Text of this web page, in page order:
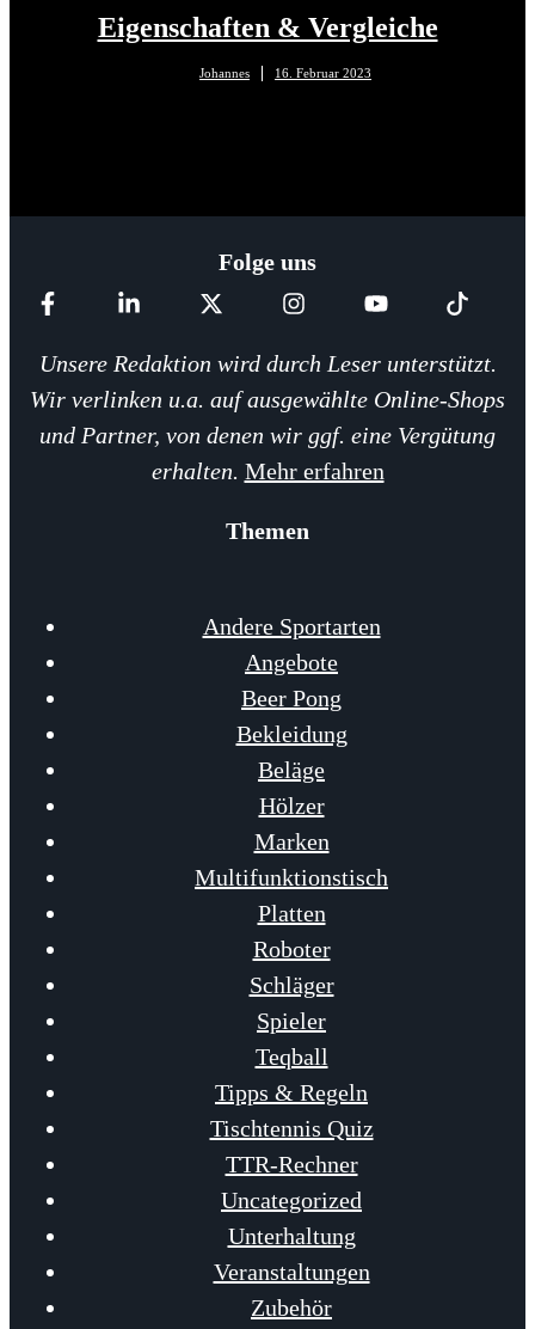
Eigenschaften & Vergleiche
Johannes 16. Februar 2023
Folge uns
Unsere Redaktion wird durch Leser unterstützt.
Wir verlinken u.a. auf ausgewählte Online-Shops
und Partner, von denen wir ggf. eine Vergütung
erhalten. Mehr erfahren
Themen
Andere Sportarten
Angebote
Beer Pong
Bekleidung
Beläge
Hölzer
Marken
Multifunktionstisch
Platten
Roboter
Schläger
Spieler
Teqball
Tipps & Regeln
Tischtennis Quiz
TTR-Rechner
Uncategorized
Unterhaltung
Veranstaltungen
Zubehör